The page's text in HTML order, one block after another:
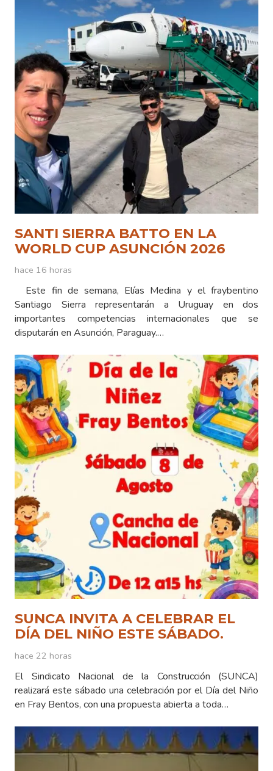
SANTI SIERRA BATTO EN LA
WORLD CUP ASUNCIÓN 2026
hace 16 horas
Este fin de semana, Elías Medina y el fraybentino
Santiago Sierra representarán a Uruguay en dos
importantes competencias internacionales que se
disputarán en Asunción, Paraguay.…
SUNCA INVITA A CELEBRAR EL
DÍA DEL NIÑO ESTE SÁBADO.
hace 22 horas
El Sindicato Nacional de la Construcción (SUNCA)
realizará este sábado una celebración por el Día del Niño
en Fray Bentos, con una propuesta abierta a toda…